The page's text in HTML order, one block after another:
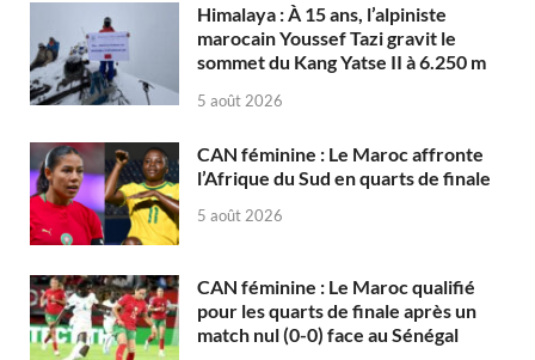
Himalaya : À 15 ans, l’alpiniste
marocain Youssef Tazi gravit le
sommet du Kang Yatse II à 6.250 m
5 août 2026
CAN féminine : Le Maroc affronte
l’Afrique du Sud en quarts de finale
5 août 2026
CAN féminine : Le Maroc qualifié
pour les quarts de finale après un
match nul (0-0) face au Sénégal